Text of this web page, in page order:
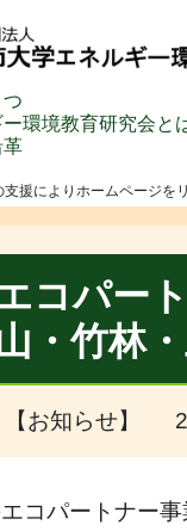
環境教育研究会と
革
援によりホームページを
コパー
・竹林
【お知らせ】
コパートナー